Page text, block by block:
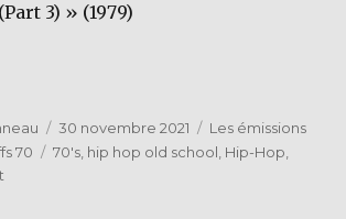
3) » (1979)
Publié
le
30 novembre 2021 Catégories
Les émissions
70 Étiquettes
70's hip hop old school Hip-Hop